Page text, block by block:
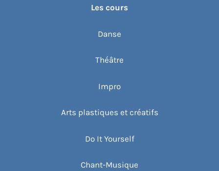
Les cours
Danse
Théâtre
Impro
Arts plastiques et créatifs
Do It Yourself
Chant-Musique